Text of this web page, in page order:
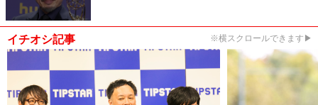
イチオシ記事 ※横スクロールできます▶